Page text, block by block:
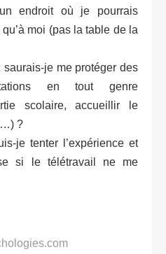
endroit où je pourrais
moi (pas la table de la
je me protéger des
en tout genre
scolaire, accueillir le
?
je tenter l’expérience et
si le télétravail ne me